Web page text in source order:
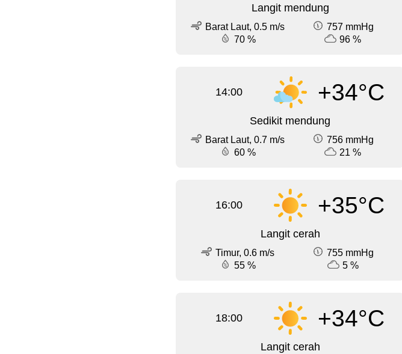
Langit mendung
Barat Laut, 0.5 m/s
757 mmHg
70 %
96 %
14:00 +34°C
Sedikit mendung
Barat Laut, 0.7 m/s
756 mmHg
60 %
21 %
16:00 +35°C
Langit cerah
Timur, 0.6 m/s
755 mmHg
55 %
5 %
18:00 +34°C
Langit cerah